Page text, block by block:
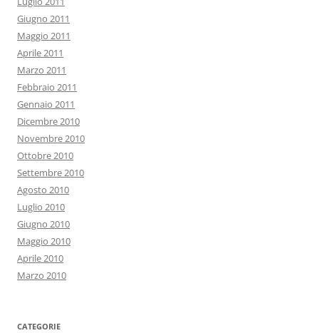
Giugno 2011
Maggio 2011
Aprile 2011
Marzo 2011
Febbraio 2011
Gennaio 2011
Dicembre 2010
Novembre 2010
Ottobre 2010
Settembre 2010
Agosto 2010
Luglio 2010
Giugno 2010
Maggio 2010
Aprile 2010
Marzo 2010
CATEGORIE